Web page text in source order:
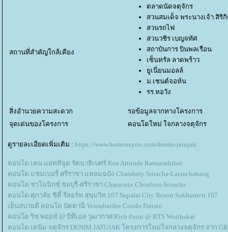
สถานที่สำคัญใกล้เคียง
ตลาดนัดจตุจักร
สวนสมเด็จ พระนางเจ้า สิริ
สวนรถไฟ
สวนวชิร เบญจทัศ
สถาบันการ บินพลเรือน
เซ็นทรัล ลาดพร้าว
ูเนี่ยนมอลล์
ม.เซนต์จอห์น
รร.หอวัง
สิ่งอำนวยความสะดวก
รอข้อมูลจากทางโครงการ
จุดเด่นของโครงการ
คอนโดใหม่ ใจกลางจตุจักร
ดูรายละเอียดเพิ่มเติม : https://www.homenayoo.com/denim-jatujak/
คอนโด เคน แอททิจูด รัตนาธิเบศร์ Ken Attitude Rattanathibet
คอนโด แชมเบอรี่ ศรีราชา แหลมฉบัง Chambery Sriracha-Laemchabang
คอนโด ชาโมนิกซ์ ชลบุรี-ศรีราชา Chamonix Chonburi-Sriracha
คอนโด ศุภาลัย ซิตี้ รีสอร์ท สุขุมวิท 107 Supalai City Resort Sukhumvit 107
เย็นสบายดี คอนโด ปัตตานี Yensabaidee Condo Pattani
คอนโด ริช พอยท์ @ บีทีเอส วุฒากาศ Rich Point @ BTS Wutthakat
คอนโด เดนิม จตุจักร DENIM JATUJAK โครงการใหม่ใจกลางจตุจักร จาก